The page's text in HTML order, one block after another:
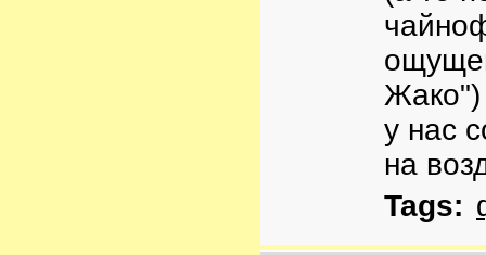
Жако")
у нас
на
Tags: